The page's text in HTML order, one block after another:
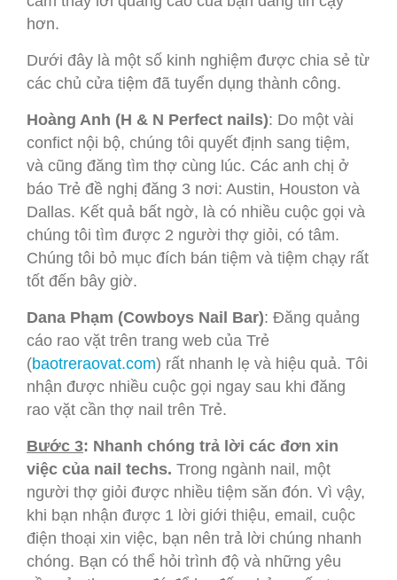
hơn.
Dưới đây là một số kinh nghiệm được chia sẻ từ
các chủ cửa tiệm đã tuyển dụng thành công.
Hoàng Anh (H & N Perfect nails): Do một vài
confict nội bộ, chúng tôi quyết định sang tiệm,
và cũng đăng tìm thợ cùng lúc. Các anh chị ở
báo Trẻ đề nghị đăng 3 nơi: Austin, Houston và
Dallas. Kết quả bất ngờ, là có nhiều cuộc gọi và
chúng tôi tìm được 2 người thợ giỏi, có tâm.
Chúng tôi bỏ mục đích bán tiệm và tiệm chạy rất
tốt đến bây giờ.
Dana Phạm (Cowboys Nail Bar): Đăng quảng
cáo rao vặt trên trang web của Trẻ
(baotreraovat.com) rất nhanh lẹ và hiệu quả. Tôi
nhận được nhiều cuộc gọi ngay sau khi đăng
rao vặt cần thợ nail trên Trẻ.
Bước 3: Nhanh chóng trả lời các đơn xin
việc của nail techs. Trong ngành nail, một
người thợ giỏi được nhiều tiệm săn đón. Vì vậy,
khi bạn nhận được 1 lời giới thiệu, email, cuộc
điện thoại xin việc, bạn nên trả lời chúng nhanh
chóng. Bạn có thể hỏi trình độ và những yêu